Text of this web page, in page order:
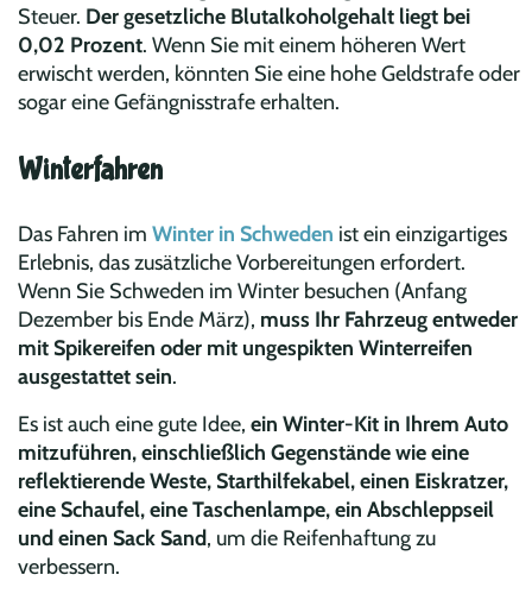
Steuer. Der gesetzliche Blutalkoholgehalt liegt bei
0,02 Prozent. Wenn Sie mit einem höheren Wert
erwischt werden, könnten Sie eine hohe Geldstrafe oder
sogar eine Gefängnisstrafe erhalten.
Winterfahren
Das Fahren im Winter in Schweden ist ein einzigartiges
Erlebnis, das zusätzliche Vorbereitungen erfordert.
Wenn Sie Schweden im Winter besuchen (Anfang
Dezember bis Ende März), muss Ihr Fahrzeug entweder
mit Spikereifen oder mit ungespikten Winterreifen
ausgestattet sein.
Es ist auch eine gute Idee, ein Winter-Kit in Ihrem Auto
mitzuführen, einschließlich Gegenstände wie eine
reflektierende Weste, Starthilfekabel, einen Eiskratzer,
eine Schaufel, eine Taschenlampe, ein Abschleppseil
und einen Sack Sand, um die Reifenhaftung zu
verbessern.